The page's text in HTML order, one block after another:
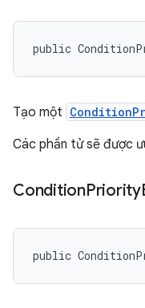
public
Tạo một
Các phần tử sẽ được
ConditionPriority
public